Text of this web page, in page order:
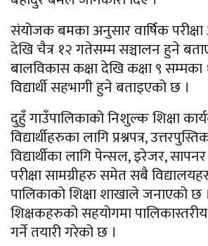
संयोजक बमका अनुसार वार्षिक
देखि चैत्र १२ गतेसम्म सञ्चालन हुने
बालविकास कक्षा देखि कक्षा ९
विद्यार्थी सहभागी हुने बताइएको छ ।
दुहुँ गाउँपालिकाको निशुल्क शिक्षा
विद्यार्थीहरुका लागि प्रश्नपत्र,
विद्यार्थीका लागि पेन्सल, इरेजर,
परीक्षा सामग्रीहरु समेत सबै
पालिकाको शिक्षा शाखाले जनाएको छ
शिक्षकहरुको सहयोगमा पालिकास्तरीय
गर्ने तयारी गरेको छ ।